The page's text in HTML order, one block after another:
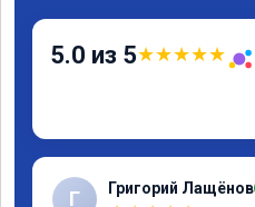
5.0 из 5★★★★★
Г Григорий Лащёнов